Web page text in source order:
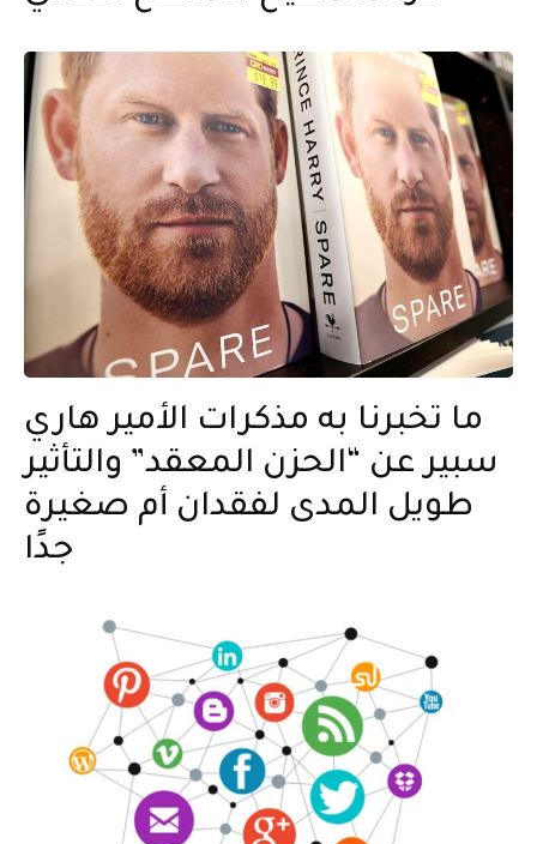
ما تخبرنا به مذكرات الأمير هاري
سبير عن “الحزن المعقد” والتأثير
طويل المدى لفقدان أم صغيرة
جدًا